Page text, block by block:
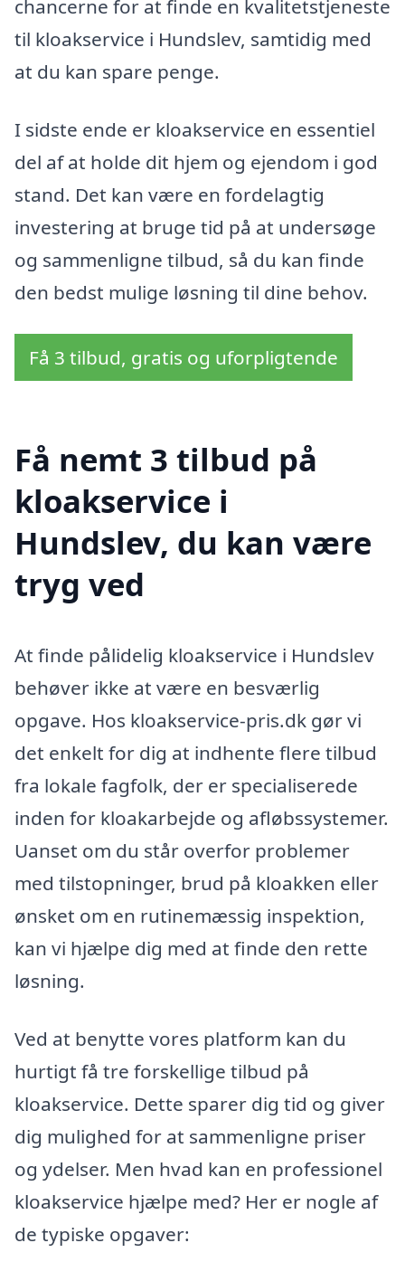
chancerne for at finde en kvalitetstjeneste
til kloakservice i Hundslev, samtidig med
at du kan spare penge.
I sidste ende er kloakservice en essentiel
del af at holde dit hjem og ejendom i god
stand. Det kan være en fordelagtig
investering at bruge tid på at undersøge
og sammenligne tilbud, så du kan finde
den bedst mulige løsning til dine behov.
Få 3 tilbud, gratis og uforpligtende
Få nemt 3 tilbud på
kloakservice i
Hundslev, du kan være
tryg ved
At finde pålidelig kloakservice i Hundslev
behøver ikke at være en besværlig
opgave. Hos kloakservice-pris.dk gør vi
det enkelt for dig at indhente flere tilbud
fra lokale fagfolk, der er specialiserede
inden for kloakarbejde og afløbssystemer.
Uanset om du står overfor problemer
med tilstopninger, brud på kloakken eller
ønsket om en rutinemæssig inspektion,
kan vi hjælpe dig med at finde den rette
løsning.
Ved at benytte vores platform kan du
hurtigt få tre forskellige tilbud på
kloakservice. Dette sparer dig tid og giver
dig mulighed for at sammenligne priser
og ydelser. Men hvad kan en professionel
kloakservice hjælpe med? Her er nogle af
de typiske opgaver: